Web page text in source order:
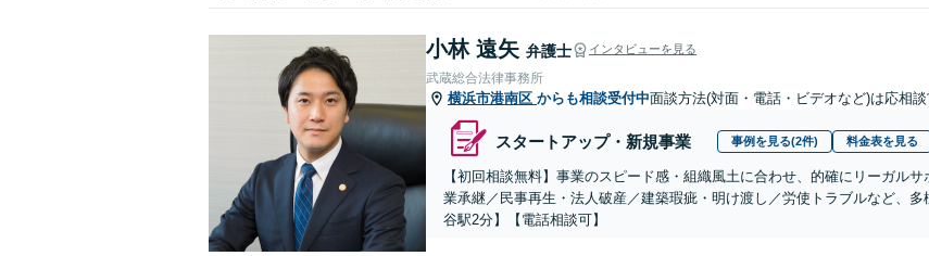
小林 遠矢 弁護士 インタビューを見る
武蔵総合法律事務所
横浜市港南区 からも相談受付中面談方法(対面・電話・ビデオなど)は応相談
スタートアップ・新規事業 事例を見る(2件) 料金表を見る
【初回相談無料】事業のスピード感・組織風土に合わせ、的確にリーガル
業承継／民事再生・法人破産／建築瑕疵・明け渡し／労使トラブルなど、
谷駅2分】【電話相談可】